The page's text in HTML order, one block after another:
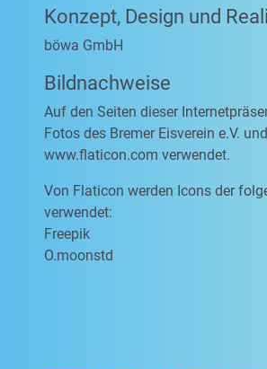
Konzept, Design und
böwa GmbH
Bildnachweise
Auf den Seiten dieser
Fotos des Bremer Eisverein e.V. und
www.flaticon.com verwendet.
Von Flaticon werden Icons der
verwendet:
Freepik
O.moonstd